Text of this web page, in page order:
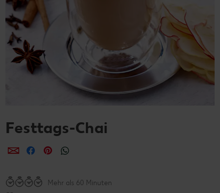
Festtags-Chai
per E-Mail teilen
per Facebook teilen
per Pinterest teilen
Mehr als 60 Minuten